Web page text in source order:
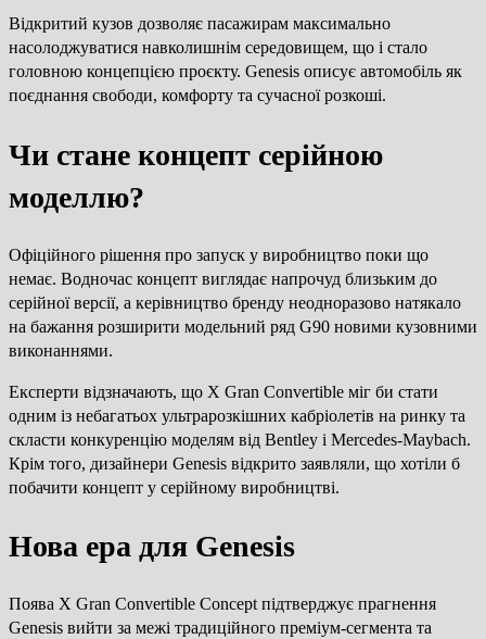
Відкритий кузов дозволяє пасажирам максимально
насолоджуватися навколишнім середовищем, що і стало
головною концепцією проєкту. Genesis описує автомобіль як
поєднання свободи, комфорту та сучасної розкоші.
Чи стане концепт серійною
моделлю?
Офіційного рішення про запуск у виробництво поки що
немає. Водночас концепт виглядає напрочуд близьким до
серійної версії, а керівництво бренду неодноразово натякало
на бажання розширити модельний ряд G90 новими кузовними
виконаннями.
Експерти відзначають, що X Gran Convertible міг би стати
одним із небагатьох ультрарозкішних кабріолетів на ринку та
скласти конкуренцію моделям від Bentley і Mercedes-Maybach.
Крім того, дизайнери Genesis відкрито заявляли, що хотіли б
побачити концепт у серійному виробництві.
Нова ера для Genesis
Поява X Gran Convertible Concept підтверджує прагнення
Genesis вийти за межі традиційного преміум-сегмента та